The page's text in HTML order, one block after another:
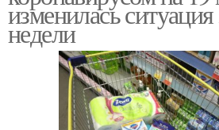
изменилась
недели